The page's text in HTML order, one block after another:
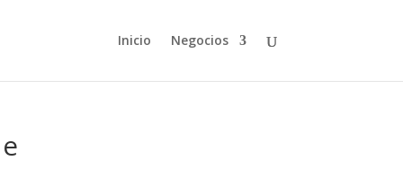
Inicio Negocios